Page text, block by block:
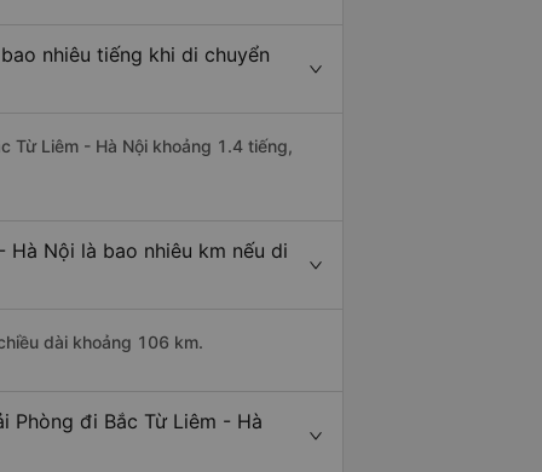
nhiêu tiếng khi di chuyển
Từ Liêm - Hà Nội khoảng 1.4 tiếng,
Hà Nội là bao nhiêu km nếu di
dài khoảng 106 km.
Phòng đi Bắc Từ Liêm - Hà